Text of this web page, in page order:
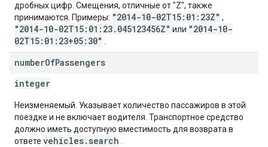
дробных цифр. Смещения, отличные от "Z", также
принимаются. Примеры: "2014-10-02T15:01:23Z" ,
"2014-10-02T15:01:23.045123456Z" или "2014-10-
02T15:01:23+05:30"
numberOfPassengers
integer
Неизменяемый. Указывает количество пассажиров в этой
поездке и не включает водителя. Транспортное средство
должно иметь доступную вместимость для возврата в
ответе vehicles.search